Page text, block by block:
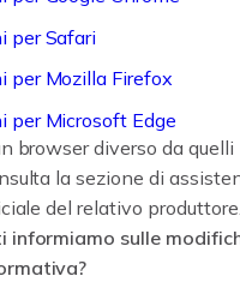
per Safari
per Mozilla Firefox
per Microsoft Edge
browser diverso da quelli
la sezione di
del relativo produttore.
informiamo sulle